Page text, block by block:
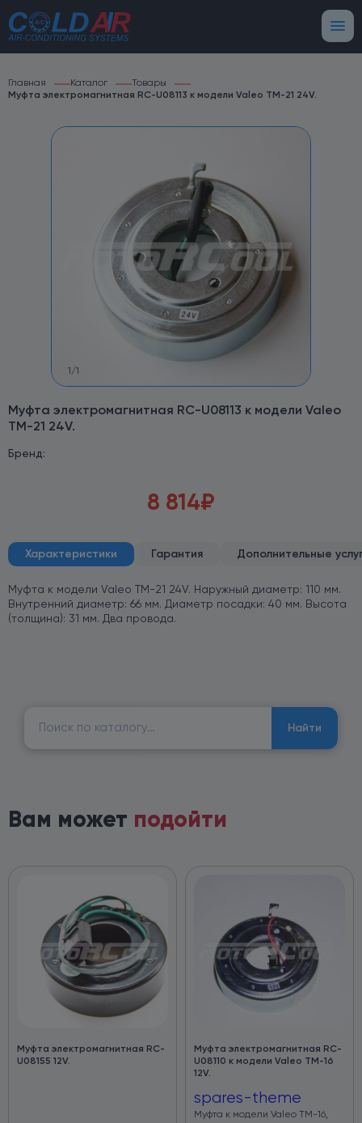
Главная Каталог
Товары
Муфта электромагнитная RC-U08113 к модели Valeo TM-21 24V.
1 /1
Муфта электромагнитная RC-U08113 к модели Valeo
TM-21 24V.
Бренд:
8 814₽
Характеристики Гарантия Дополнительные
Муфта к модели Valeo TM-21 24V. Наружный диаметр: 110 мм.
Внутренний диаметр: 66 мм. Диаметр посадки: 40 мм. Высота
(толщина): 31 мм. Два провода.
Найти
Вам может подойти
Муфта электромагнитная RC-
U08155 12V.
Муфта электромагнитная RC-
U08110 к модели Valeo TM-16
12V.
spares-theme
Муфта к модели Valeo TM-16,